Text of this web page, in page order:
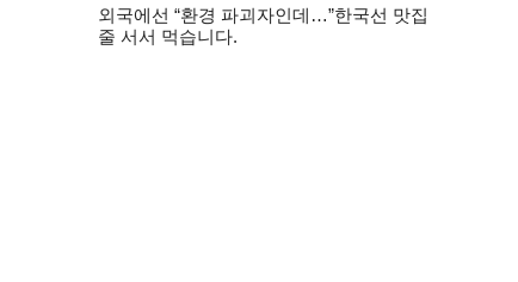
외국에선 “환경 파괴자인데…”한국선 맛집
줄 서서 먹습니다.